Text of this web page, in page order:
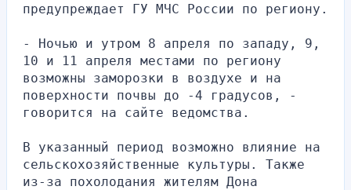
предупреждает ГУ МЧС России по региону.
- Ночью и утром 8 апреля по западу, 9,
10 и 11 апреля местами по региону
возможны заморозки в воздухе и на
поверхности почвы до -4 градусов, -
говорится на сайте ведомства.
В указанный период возможно влияние на
сельскохозяйственные культуры. Также
из-за похолодания жителям Дона